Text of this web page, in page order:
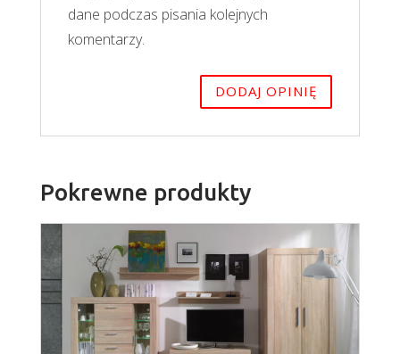
dane podczas pisania kolejnych
komentarzy.
Pokrewne produkty